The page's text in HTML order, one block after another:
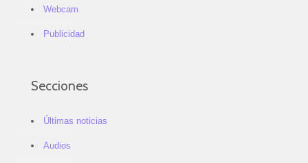
Webcam
Publicidad
Secciones
Últimas noticias
Audios